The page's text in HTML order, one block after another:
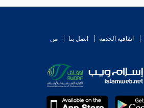
اتفاقية الخدمة اتصل بنا
من